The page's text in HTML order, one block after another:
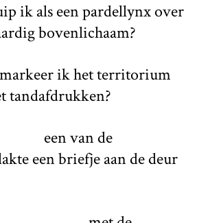
ik als een pardellynx over
bovenlichaam?
markeer ik het territorium
tandafdrukken?
een van de
een briefje aan de deur